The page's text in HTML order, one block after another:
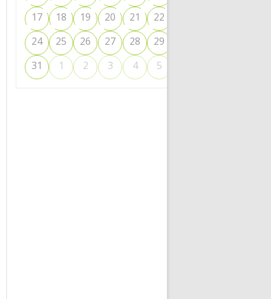
17
18 19 20 21 22
24
25 26 27 28 29
31
1 2 3 4 5